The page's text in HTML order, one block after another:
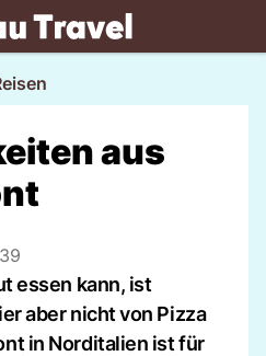
aus
essen kann, ist
aber nicht von Pizza
in Norditalien ist für